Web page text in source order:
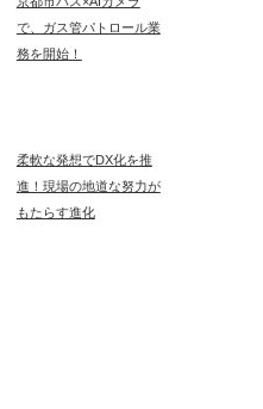
で、ガス管パトロール業
務を開始！
柔軟な発想でDX化を推
進！現場の地道な努力が
もたらす進化